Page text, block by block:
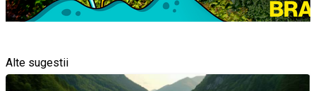
Alte sugestii